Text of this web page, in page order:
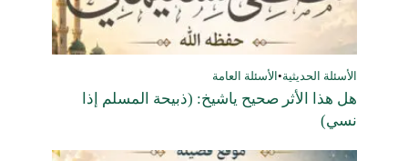
الأسئلة الحديثية• الأسئلة العامة
هل هذا الأثر صحيح ياشيخ: (ذبيحة المسلم إذا
نسي)